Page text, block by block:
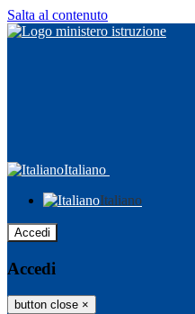
Salta al contenuto
Italiano
Italiano
Accedi
Accedi
button close ×